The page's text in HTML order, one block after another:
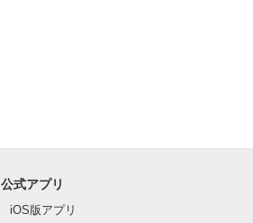
公式アプリ
iOS版アプリ